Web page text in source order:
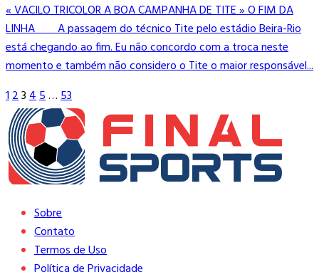
« VACILO TRICOLOR A BOA CAMPANHA DE TITE » O FIM DA
LINHA A passagem do técnico Tite pelo estádio Beira-Rio
está chegando ao fim. Eu não concordo com a troca neste
momento e também não considero o Tite o maior responsável...
12345…53
Sobre
Contato
Termos de Uso